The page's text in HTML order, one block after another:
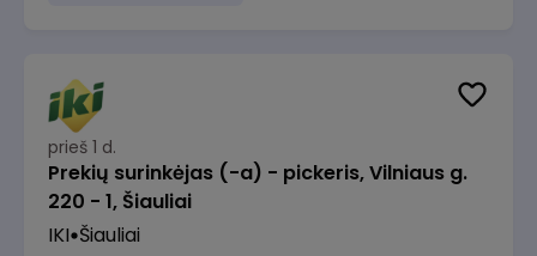
prieš 1 d.
Prekių surinkėjas (-a) - pickeris, Vilniaus g.
220 - 1, Šiauliai
IKI Šiauliai